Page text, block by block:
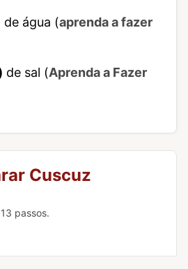
de água (aprenda a fazer
de sal (Aprenda a Fazer
Cuscuz
passos.